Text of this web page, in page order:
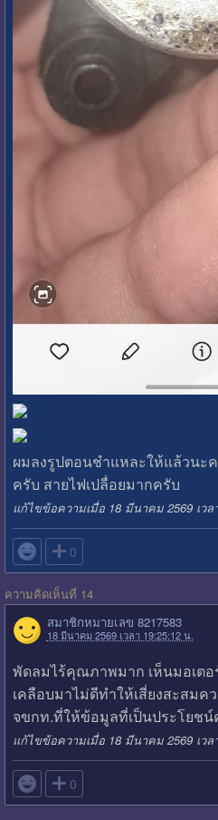
ผมลงรูปตอนชำแหละให้แล้วนะ
ครับ สายไฟเปลื่อยมากครับ
แก้ไขข้อความเมื่อ 18 มีนาคม 2569 เวล
 0
ความคิดเห็นที่ 14
สมาชิกหมายเลข 8217583
18 มีนาคม 2569 เวลา 19:25:12 น.
พัดลมไร้คุณภาพมาก เห็นมอเต
เคลือบมาไม่ดีทำให้เสี่ยงสะสม
จขกท.ที่ให้ข้อมูลที่เป็นประโยชน์
แก้ไขข้อความเมื่อ 18 มีนาคม 2569 เวล
 0